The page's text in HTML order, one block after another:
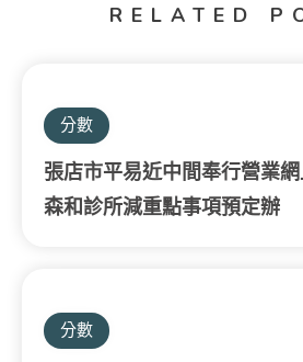
RELATED
分數
張店市平易近中間奉行營業
森和診所減重點事項預定辦
分數